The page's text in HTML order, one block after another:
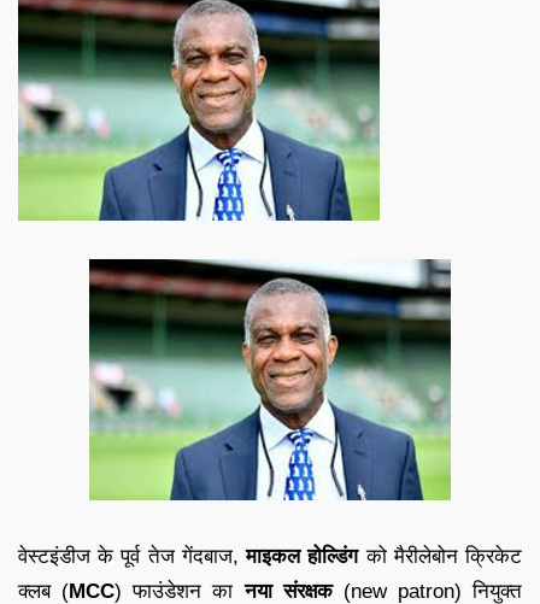
वेस्टइंडीज के पूर्व तेज गेंदबाज,माइकल होल्डिंगको मैरीलेबोन क्रिकेट
क्लब (MCC) फाउंडेशन कानया संरक्षक(new patron) नियुक्त